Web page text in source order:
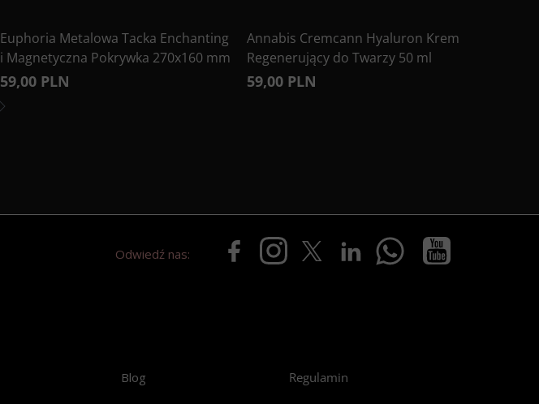
Euphoria Metalowa Tacka Enchanting
i Magnetyczna Pokrywka 270x160 mm
59,00 PLN
Annabis Cremcann Hyaluron Krem
Regenerujący do Twarzy 50 ml
59,00 PLN
Blog Regulamin
Odwiedź nas: